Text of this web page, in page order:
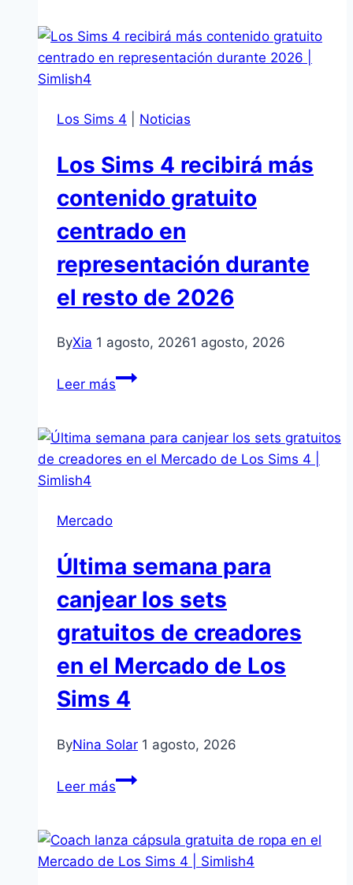
su
futuro
en
empresa
privada
Los Sims 4 Noticias
Los Sims 4 recibirá más
contenido gratuito
centrado en
representación durante
el resto de 2026
ByXia 1 agosto, 20261 agosto, 2026
Leer másLos
recibirá
más
representación
durante
el
resto
de
2026
Mercado
Última semana para
canjear los sets
gratuitos de creadores
en el Mercado de Los
Sims 4
ByNina Solar 1 agosto, 2026
Leer másÚltima
canjear
los